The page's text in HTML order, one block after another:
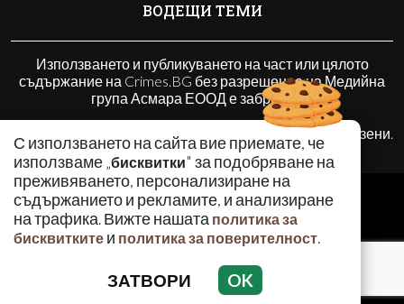
С използването на сайта вие приемате, че
използваме „бисквитки" за подобряване на
преживяването, персонализиране на
съдържанието и рекламите, и анализиране
на трафика. Вижте нашата политика за
бисквитките и политика за поверителност.
ЗАТВОРИ OK
ВОДЕЩИ ТЕМИ
Използването и публикуването на част или цялото
съдържание на Crimes.BG без разрешение на Медийна
група Асмара ЕООД е забранено.
© 2010 - 2026 | Crimes.BG. Всички права запазени.
РЕКЛАМА
КОНТАКТИ
ОБЩИ УСЛОВИЯ
ПОЛИТИКА ЗА БИСКВИТКИТЕ